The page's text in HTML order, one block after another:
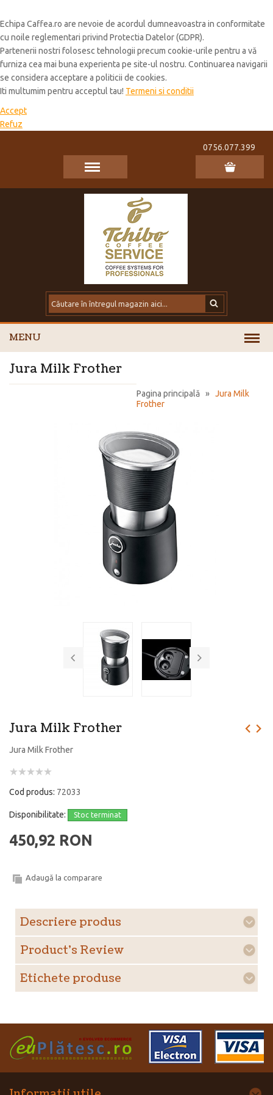
Echipa Caffea.ro are nevoie de acordul dumneavoastra in conformitate
cu noile reglementari privind Protectia Datelor (GDPR).
Partenerii nostri folosesc tehnologii precum cookie-urile pentru a vă
furniza cea mai buna experienta pe site-ul nostru. Continuarea navigarii
se considera acceptare a politicii de cookies.
Iti multumim pentru acceptul tau! Termeni si conditii
Accept
Refuz
0756.077.399
MENU
Pagina principală » Jura Milk
Frother
Jura Milk Frother
Jura Milk Frother
Jura Milk Frother
Cod produs: 72033
Disponibilitate: Stoc terminat
450,92 RON
Adaugă la comparare
Descriere produs
Product's Review
Etichete produse